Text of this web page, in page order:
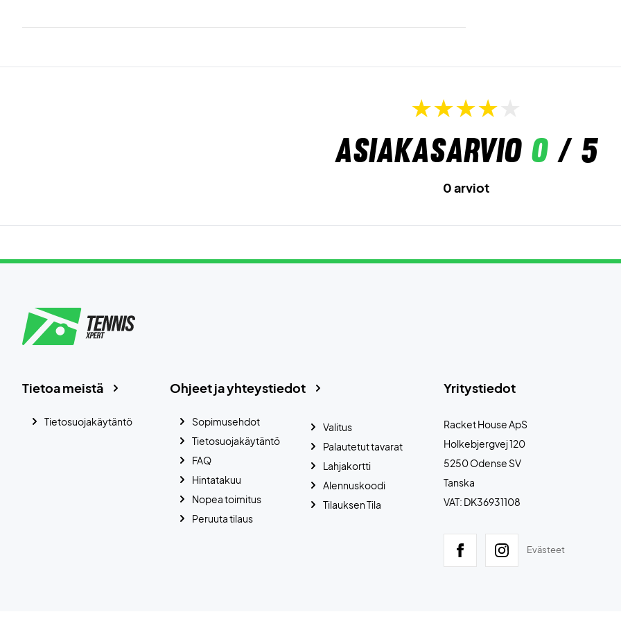
Asiakasarvio 0/ 5
0 arviot
Yritystiedot
Racket House ApS
Holkebjergvej 120
5250 Odense SV
Tanska
VAT: DK36931108
Evästeet
Ohjeet ja yhteystiedot
Sopimusehdot
Tietosuojakäytäntö
FAQ
Hintatakuu
Nopea toimitus
Peruuta tilaus
Valitus
Palautetut tavarat
Lahjakortti
Alennuskoodi
Tilauksen Tila
Tietoa meistä
Tietosuojakäytäntö